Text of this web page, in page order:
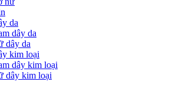
da
dây da
dây da
kim loại
dây kim loại
dây kim loại